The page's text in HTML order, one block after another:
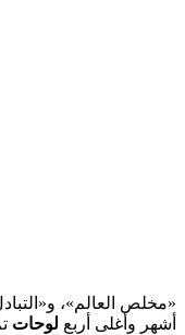
«مخلص العالم»،
أشهر وأغلى أربع لوحات